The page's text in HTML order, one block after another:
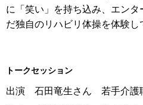
に「笑い」を持ち込み、エン
だ独自のリハビリ体操を体験し
トークセッション
出演 石田竜生さん 若手介護